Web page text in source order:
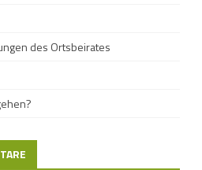
des Ortsbeirates